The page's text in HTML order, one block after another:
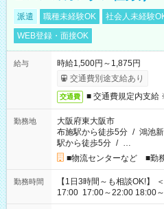
派遣 職種未経験OK 社会人未経験
WEB登録・面接OK
給与
時給1,500円～1,875円
交通費別途支給あり
交通費 ■ 交通費規定内支給
勤務地
大阪府東大阪市
布施駅から徒歩5分 / 鴻池
駅から徒歩5分 / …
■物流センターなど ■勤
勤務時間
【1日3時間～も相談OK!】 ＜シフト例＞ 9:00～12:00 12:00～
17:00 17:00～22:00 18:00～21:00 など こ
お気軽にご相談ください！